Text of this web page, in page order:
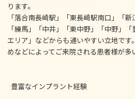
ります。
「落合南長崎駅」「東長崎駅南口」「新
「練馬」「中井」「東中野」「中野」
エリア」などからも通いやすい立地です
めなどによってご来院される患者様が多
豊富なインプラント経験